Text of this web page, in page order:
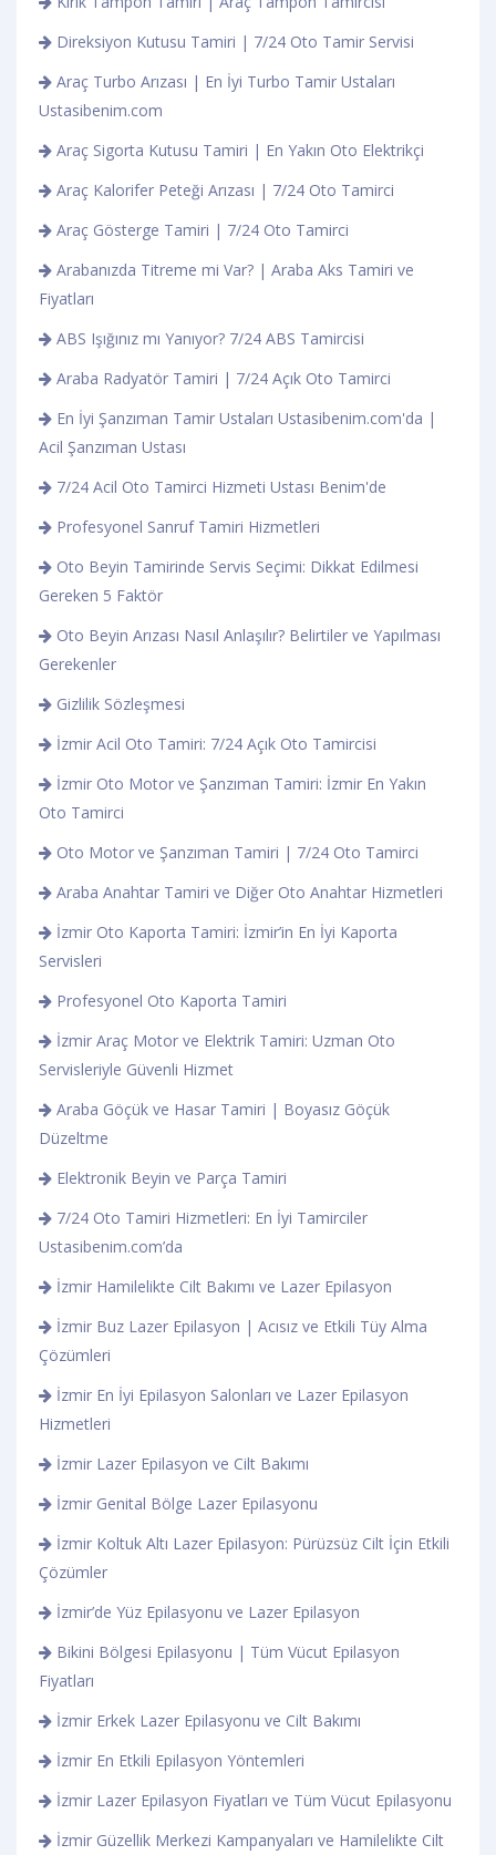
Direksiyon Kutusu Tamiri | 7/24 Oto Tamir Servisi
Araç Turbo Arızası | En İyi Turbo Tamir Ustaları
Ustasibenim.com
Araç Sigorta Kutusu Tamiri | En Yakın Oto Elektrikçi
Araç Kalorifer Peteği Arızası | 7/24 Oto Tamirci
Araç Gösterge Tamiri | 7/24 Oto Tamirci
Arabanızda Titreme mi Var? | Araba Aks Tamiri ve
Fiyatları
ABS Işığınız mı Yanıyor? 7/24 ABS Tamircisi
Araba Radyatör Tamiri | 7/24 Açık Oto Tamirci
En İyi Şanzıman Tamir Ustaları Ustasibenim.com'da |
Acil Şanzıman Ustası
7/24 Acil Oto Tamirci Hizmeti Ustası Benim'de
Profesyonel Sanruf Tamiri Hizmetleri
Oto Beyin Tamirinde Servis Seçimi: Dikkat Edilmesi
Gereken 5 Faktör
Oto Beyin Arızası Nasıl Anlaşılır? Belirtiler ve Yapılması
Gerekenler
Gizlilik Sözleşmesi
İzmir Acil Oto Tamiri: 7/24 Açık Oto Tamircisi
İzmir Oto Motor ve Şanzıman Tamiri: İzmir En Yakın
Oto Tamirci
Oto Motor ve Şanzıman Tamiri | 7/24 Oto Tamirci
Araba Anahtar Tamiri ve Diğer Oto Anahtar Hizmetleri
İzmir Oto Kaporta Tamiri: İzmir’in En İyi Kaporta
Servisleri
Profesyonel Oto Kaporta Tamiri
İzmir Araç Motor ve Elektrik Tamiri: Uzman Oto
Servisleriyle Güvenli Hizmet
Araba Göçük ve Hasar Tamiri | Boyasız Göçük
Düzeltme
Elektronik Beyin ve Parça Tamiri
7/24 Oto Tamiri Hizmetleri: En İyi Tamirciler
Ustasibenim.com’da
İzmir Hamilelikte Cilt Bakımı ve Lazer Epilasyon
İzmir Buz Lazer Epilasyon | Acısız ve Etkili Tüy Alma
Çözümleri
İzmir En İyi Epilasyon Salonları ve Lazer Epilasyon
Hizmetleri
İzmir Lazer Epilasyon ve Cilt Bakımı
İzmir Genital Bölge Lazer Epilasyonu
İzmir Koltuk Altı Lazer Epilasyon: Pürüzsüz Cilt İçin Etkili
Çözümler
İzmir’de Yüz Epilasyonu ve Lazer Epilasyon
Bikini Bölgesi Epilasyonu | Tüm Vücut Epilasyon
Fiyatları
İzmir Erkek Lazer Epilasyonu ve Cilt Bakımı
İzmir En Etkili Epilasyon Yöntemleri
İzmir Lazer Epilasyon Fiyatları ve Tüm Vücut Epilasyonu
İzmir Güzellik Merkezi Kampanyaları ve Hamilelikte Cilt